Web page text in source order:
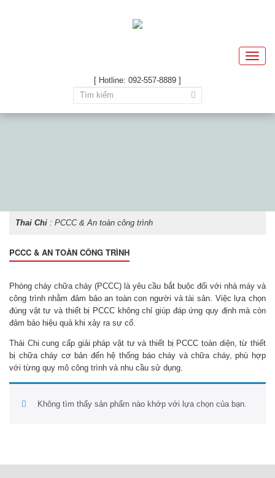
Toggle
[ Hotline: 092-557-8889 ]
Thai Chi : PCCC & An toàn công trình
PCCC & AN TOÀN CÔNG TRÌNH
Phòng cháy chữa cháy (PCCC) là yêu cầu bắt buộc đối với nhà máy và
công trình nhằm đảm bảo an toàn con người và tài sản. Việc lựa chọn
đúng vật tư và thiết bị PCCC không chỉ giúp đáp ứng quy định mà còn
đảm bảo hiệu quả khi xảy ra sự cố.
Thái Chi cung cấp giải pháp vật tư và thiết bị PCCC toàn diện, từ thiết
bị chữa cháy cơ bản đến hệ thống báo cháy và chữa cháy, phù hợp
với từng quy mô công trình và nhu cầu sử dụng.
Không tìm thấy sản phẩm nào khớp với lựa chọn của bạn.